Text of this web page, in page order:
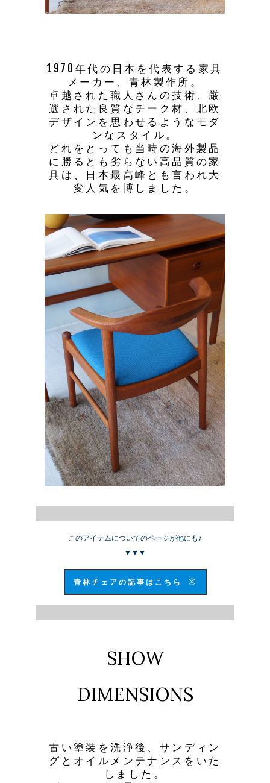
1970年代の日本を代表する家具
メーカー、青林製作所。
卓越された職人さんの技術、厳
選された良質なチーク材、北欧
デザインを思わせるようなモダ
ンなスタイル。
どれをとっても当時の海外製品
に勝るとも劣らない高品質の家
具は、日本最高峰とも言われ大
変人気を博しました。
このアイテムについてのページが他にも♪
▼▼▼
青林チェアの記事はこちら
SHOW
DIMENSIONS
古い塗装を洗浄後、サンディン
グとオイルメンテナンスをいた
しました。